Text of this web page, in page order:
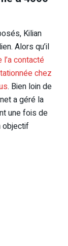
Kilian
Alors qu’il
contacté
chez
. Bien loin de
a géré la
une fois de
objectif